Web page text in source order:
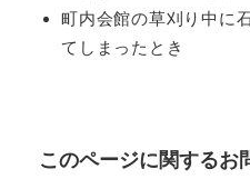
町内会館の草刈り中に
てしまったとき
このページに関するお